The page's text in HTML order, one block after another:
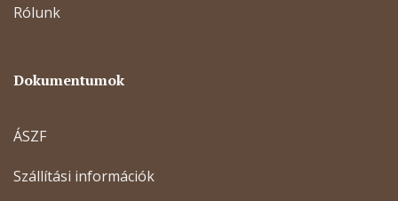
Rólunk
Dokumentumok
ÁSZF
Szállítási információk